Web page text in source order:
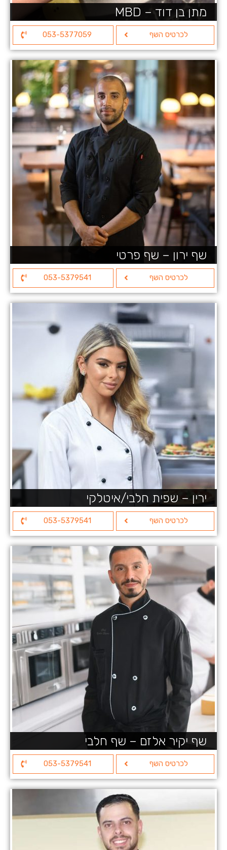
מתן בן דוד – MBD
לכרטיס השף 053-5377059
שף ירון – שף פרטי
לכרטיס השף 053-5379541
ירין – שפית חלבי/איטלקי
לכרטיס השף 053-5379541
שף יקיר אלזם – שף חלבי
לכרטיס השף 053-5379541